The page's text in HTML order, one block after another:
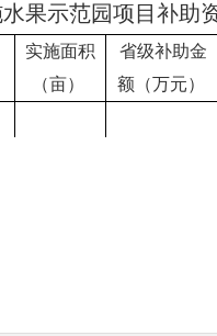
果示范园项目补助
实施面积
（亩）
省级补助金
额（万元）